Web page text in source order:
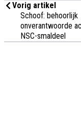
Vorig artikel
Schoof: behoorlijk
onverantwoorde
NSC-smaldeel